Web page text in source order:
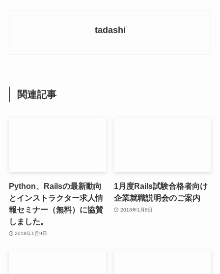
tadashi
関連記事
Python、Railsの最新動向
とインストラクター求人情
報セミナー（無料）に協賛
しました。
2018年1月9日
1月度Rails試験合格者向け
企業就職説明会のご案内
2018年1月8日